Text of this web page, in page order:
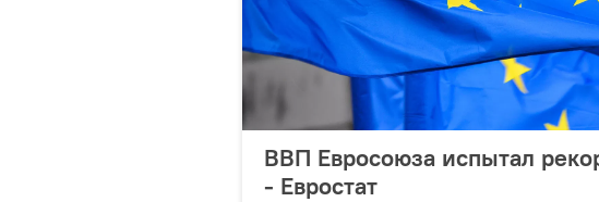
ВВП Евросоюза испытал
- Евростат